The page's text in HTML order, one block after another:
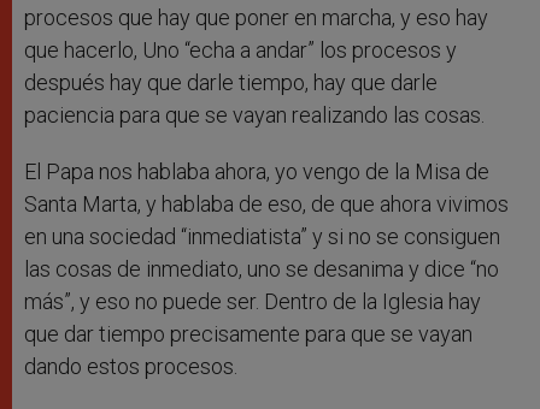
procesos que hay que poner en marcha, y eso hay
que hacerlo, Uno “echa a andar” los procesos y
después hay que darle tiempo, hay que darle
paciencia para que se vayan realizando las cosas.
El Papa nos hablaba ahora, yo vengo de la Misa de
Santa Marta, y hablaba de eso, de que ahora vivimos
en una sociedad “inmediatista” y si no se consiguen
las cosas de inmediato, uno se desanima y dice “no
más”, y eso no puede ser. Dentro de la Iglesia hay
que dar tiempo precisamente para que se vayan
dando estos procesos.